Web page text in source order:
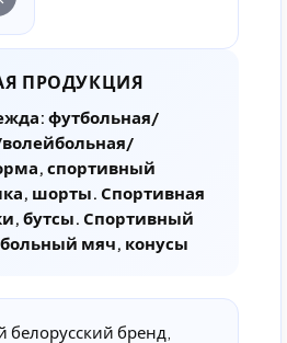
белорусский бренд,
ПРОДУКЦИЯ
футбольная/
спортивный
шорты. Спортивная
бутсы. Спортивный
мяч, конусы